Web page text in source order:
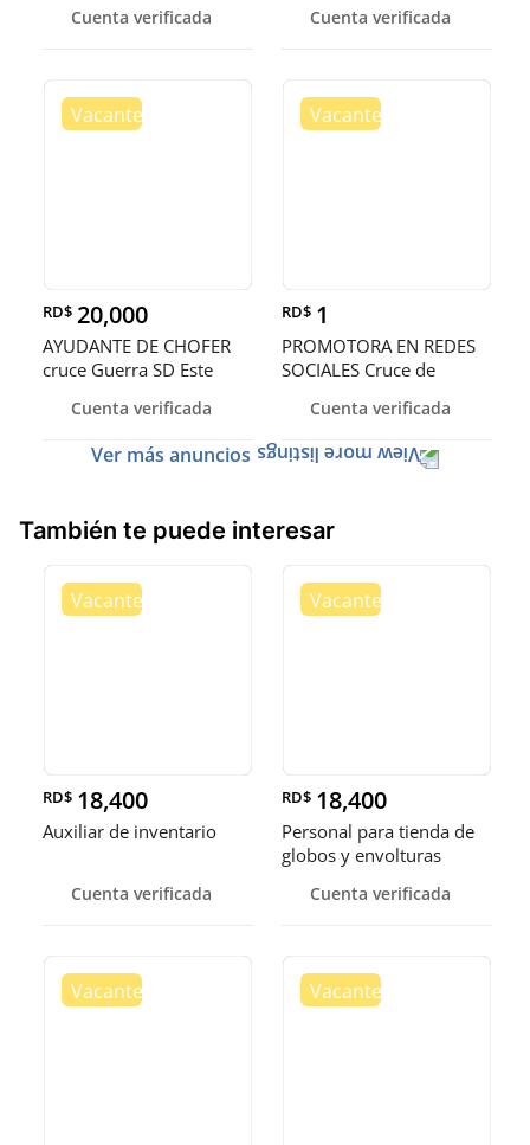
Cuenta verificada Cuenta verificada
RD$ 20,000
AYUDANTE DE CHOFER
cruce Guerra SD Este
Cuenta verificada
RD$ 1
PROMOTORA EN REDES
SOCIALES Cruce de
Cuenta verificada
Ver más anuncios
También te puede interesar
RD$ 18,400
Auxiliar de inventario
Cuenta verificada
RD$ 18,400
Personal para tienda de
globos y envolturas
Cuenta verificada